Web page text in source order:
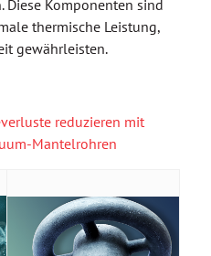
Diese Komponenten sind
thermische Leistung,
gewährleisten.
reduzieren mit
Mantelrohren